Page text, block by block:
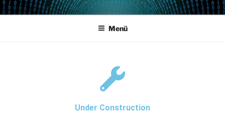
POWERCAMPUS 01
Home of the LPAR-Tool
Menü
Under Construction